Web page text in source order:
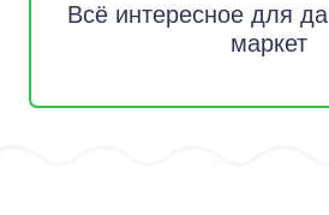
Всё интересное для
маркет